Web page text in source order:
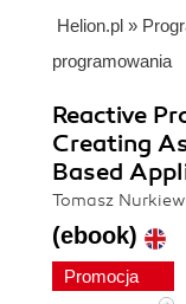
Helion.pl »
programowania
Reactive
Creating
Based
Tomasz
(ebook)
Promocja